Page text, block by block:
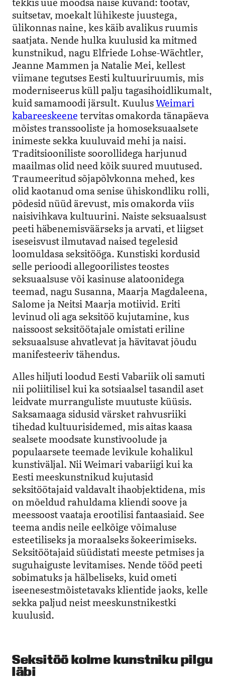
suitsetav, moekalt lühikeste juustega,
ülikonnas naine, kes käib avalikus ruumis
saatjata. Nende hulka kuulusid ka mitmed
kunstnikud, nagu Elfriede Lohse-Wächtler,
Jeanne Mammen ja Natalie Mei, kellest
viimane tegutses Eesti kultuuriruumis, mis
moderniseerus küll palju tagasihoidlikumalt,
kuid samamoodi järsult. KuulusWeimari
kabareeskeenetervitas omakorda tänapäeva
mõistes transsooliste ja homoseksuaalsete
inimeste sekka kuuluvaid mehi ja naisi.
Traditsiooniliste soorollidega harjunud
maailmas olid need kõik suured muutused.
Traumeeritud sõjapõlvkonna mehed, kes
olid kaotanud oma senise ühiskondliku rolli,
põdesid nüüd ärevust, mis omakorda viis
naisivihkava kultuurini. Naiste seksuaalsust
peeti häbenemisväärseks ja arvati, et liigset
iseseisvust ilmutavad naised tegelesid
loomuldasa seksitööga. Kunstiski kordusid
selle perioodi allegoorilistes teostes
seksuaalsuse või kasinuse alatoonidega
teemad, nagu Susanna, Maarja Magdaleena,
Salome ja Neitsi Maarja motiivid. Eriti
levinud oli aga seksitöö kujutamine, kus
naissoost seksitöötajale omistati eriline
seksuaalsuse ahvatlevat ja hävitavat jõudu
manifesteeriv tähendus.
Alles hiljuti loodud Eesti Vabariik oli samuti
nii poliitilisel kui ka sotsiaalsel tasandil aset
leidvate murranguliste muutuste küüsis.
Saksamaaga sidusid värsket rahvusriiki
tihedad kultuurisidemed, mis aitas kaasa
sealsete moodsate kunstivoolude ja
populaarsete teemade levikule kohalikul
kunstiväljal. Nii Weimari vabariigi kui ka
Eesti meeskunstnikud kujutasid
seksitöötajaid valdavalt ihaobjektidena, mis
on mõeldud rahuldama kliendi soove ja
meessoost vaataja erootilisi fantaasiaid. See
teema andis neile eelkõige võimaluse
esteetiliseks ja moraalseks šokeerimiseks.
Seksitöötajaid süüdistati meeste petmises ja
suguhaiguste levitamises. Nende tööd peeti
sobimatuks ja hälbeliseks, kuid ometi
iseenesestmõistetavaks klientide jaoks, kelle
sekka paljud neist meeskunstnikestki
kuulusid.
Seksitöö kolme kunstniku pilgu
läbi